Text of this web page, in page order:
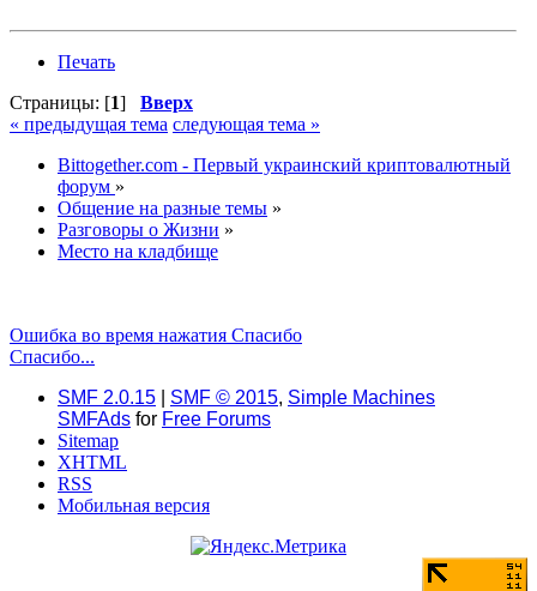
Печать
Страницы: [1] Вверх
« предыдущая тема следующая тема »
Bittogether.com - Первый украинский криптовалютный
форум »
Общение на разные темы »
Разговоры о Жизни »
Место на кладбище
Ошибка во время нажатия Спасибо
Спасибо...
SMF 2.0.15
SMF © 2015, Simple Machines
SMFAds for Free Forums
Sitemap
XHTML
RSS
Мобильная версия